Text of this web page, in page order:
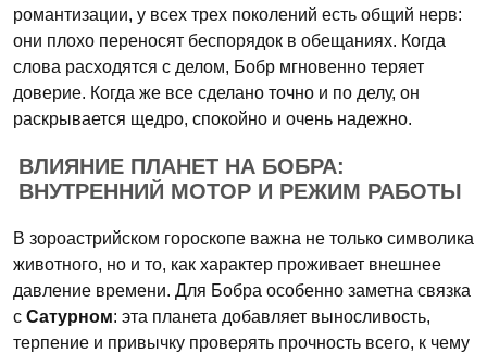
романтизации, у всех трех поколений есть общий нерв:
они плохо переносят беспорядок в обещаниях. Когда
слова расходятся с делом, Бобр мгновенно теряет
доверие. Когда же все сделано точно и по делу, он
раскрывается щедро, спокойно и очень надежно.
ВЛИЯНИЕ ПЛАНЕТ НА БОБРА:
ВНУТРЕННИЙ МОТОР И РЕЖИМ РАБОТЫ
В зороастрийском гороскопе важна не только символика
животного, но и то, как характер проживает внешнее
давление времени. Для Бобра особенно заметна связка
с Сатурном: эта планета добавляет выносливость,
терпение и привычку проверять прочность всего, к чему